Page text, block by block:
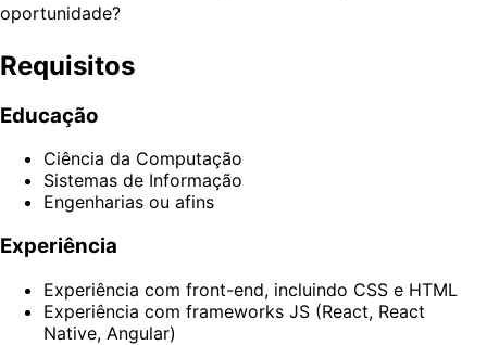
oportunidade?
Requisitos
Educação
Ciência da Computação
Sistemas de Informação
Engenharias ou afins
Experiência
Experiência com front-end, incluindo CSS e HTML
Experiência com frameworks JS (React, React
Native, Angular)